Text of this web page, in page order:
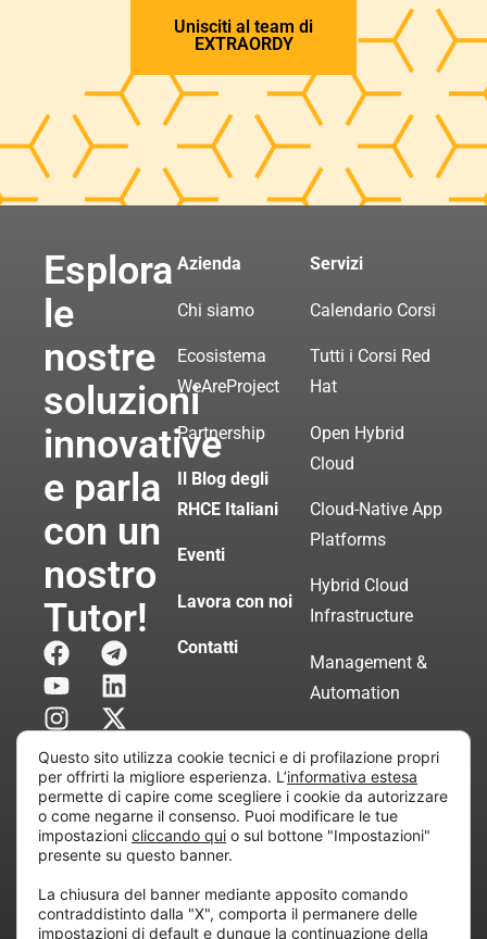
Unisciti al team di
EXTRAORDY
Esplora
le
nostre
soluzioni
innovative
e parla
con un
nostro
Tutor!
Azienda
Chi siamo
Ecosistema
WeAreProject
Partnership
Il Blog degli
RHCE Italiani
Eventi
Lavora con noi
Contatti
Servizi
Calendario Corsi
Tutti i Corsi Red
Hat
Open Hybrid
Cloud
Cloud-Native App
Platforms
Hybrid Cloud
Infrastructure
Management &
Automation
Consulenza
Certificata
all’attività di direzione e coordinamento di “Project
Informatica”
Questo sito utilizza cookie tecnici e di profilazione propri
per offrirti la migliore esperienza. L’informativa estesa
permette di capire come scegliere i cookie da autorizzare
o come negarne il consenso. Puoi modificare le tue
impostazioni cliccando qui o sul bottone "Impostazioni"
presente su questo banner.
La chiusura del banner mediante apposito comando
contraddistinto dalla "X", comporta il permanere delle
impostazioni di default e dunque la continuazione della